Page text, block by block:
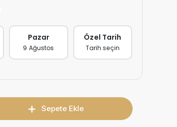
Pazar
9 Ağustos
Özel Tarih
Tarih seçin
Sepete Ekle